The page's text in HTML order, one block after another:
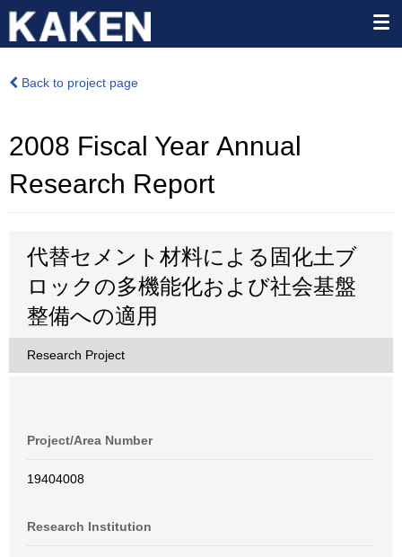
Back to project page
2008 Fiscal Year Annual
Research Report
代替セメント材料による固化土ブ
ロックの多機能化および社会基盤
整備への適用
Research Project
Project/Area Number
19404008
Research Institution